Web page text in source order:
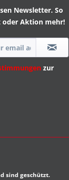
Newsletter. So
oder Aktion mehr!
zur
sind geschützt.